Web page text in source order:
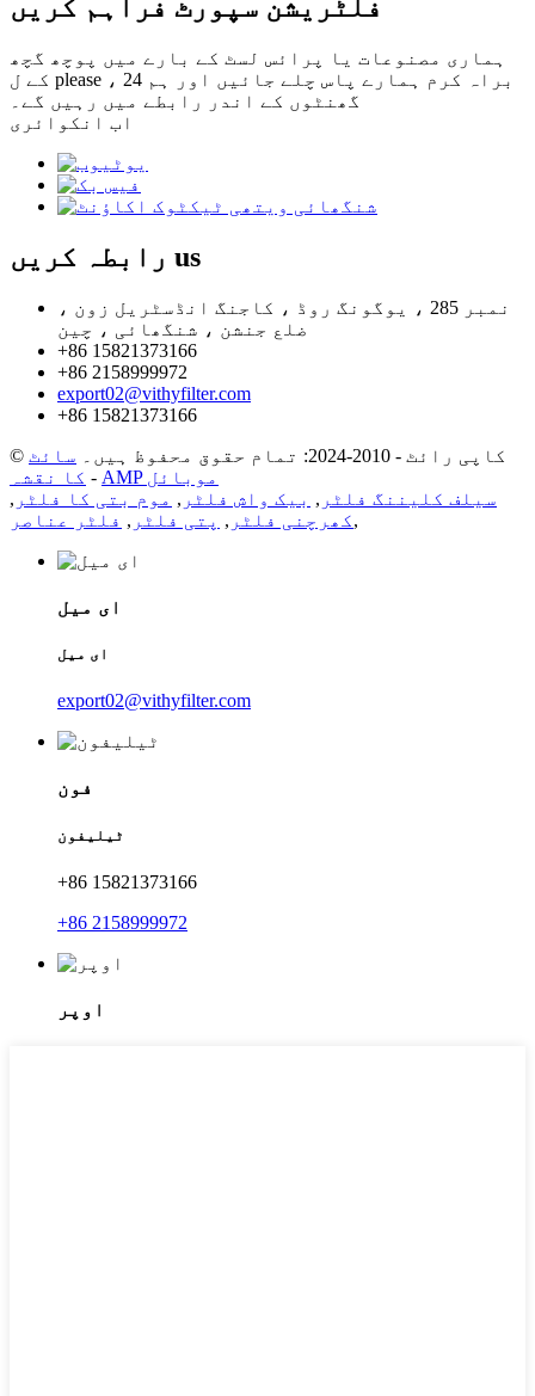
فلٹریشن سپورٹ فراہم کریں
ہماری مصنوعات یا پرائس لسٹ کے بارے میں پوچھ گچھ
کے ل please ، براہ کرم ہمارے پاس چلے جائیں اور ہم 24
گھنٹوں کے اندر رابطے میں رہیں گے۔
اب انکوائری
رابطہ کریں us
نمبر 285 ، یوگونگ روڈ ، کاجنگ انڈسٹریل زون ،
ضلع جنشن ، شنگھائی ، چین
+86 15821373166
+86 2158999972
export02@vithyfilter.com
+86 15821373166
© کاپی رائٹ - 2010-2024: تمام حقوق محفوظ ہیں۔
سائٹ
کا نقشہ -
AMP موبائل
سیلف کلیننگ فلٹر , بیک واش فلٹر , موم بتی کا فلٹر ,
کھرچنی فلٹر , پتی فلٹر , فلٹر عناصر ,
ای میل
ای میل
export02@vithyfilter.com
فون
ٹیلیفون
+86 15821373166
+86 2158999972
اوپر